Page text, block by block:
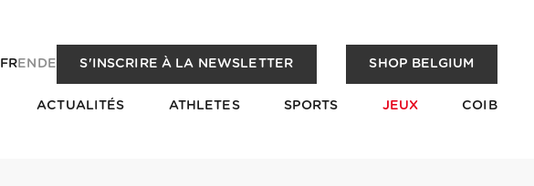
FREN DE S'INSCRIRE À LA NEWSLETTER SHOP BELGIUM
ACTUALITÉS ATHLETES SPORTS JEUX COIB